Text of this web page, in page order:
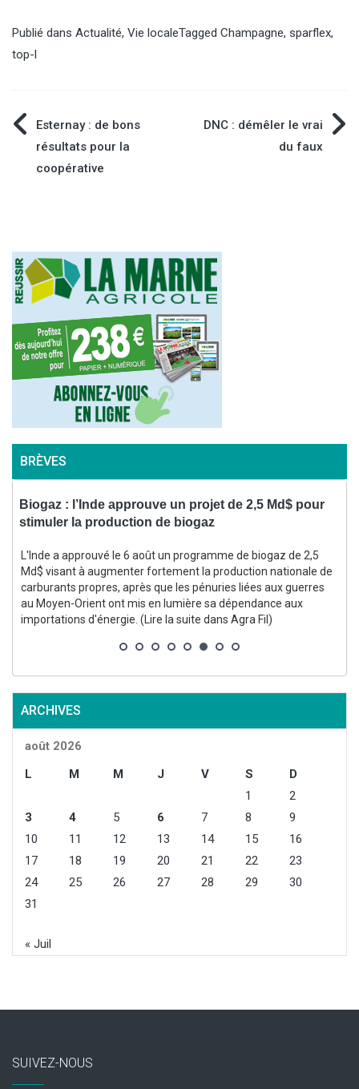
Publié dans Actualité, Vie localeTagged Champagne, sparflex,
top-l
Navigation
de
Esternay : de bons
résultats pour la
coopérative
DNC : démêler le vrai
du faux
BRÈVES
Biogaz : l’Inde approuve un projet de 2,5 Md$ pour
stimuler la production de biogaz
L'Inde a approuvé le 6 août un programme de biogaz de 2,5
Md$ visant à augmenter fortement la production nationale de
carburants propres, après que les pénuries liées aux guerres
au Moyen-Orient ont mis en lumière sa dépendance aux
importations d'énergie. (Lire la suite dans Agra Fil)
ARCHIVES
août 2026
L
M M J V S
D
1
2
3
4 5 6 7 8
9
10
11 12 13 14 15
16
17
18 19 20 21 22
23
24
25 26 27 28 29
30
31
« Juil
SUIVEZ-NOUS